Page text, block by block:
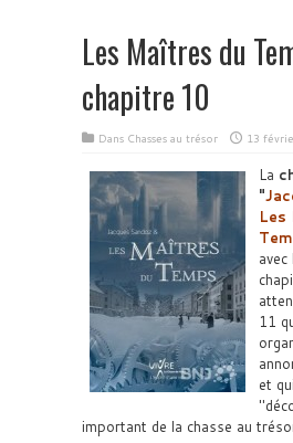
Les Maîtres du
chapitre 10
Dans Chasses au trésor 13
La
Les
11
et
important de la chasse au